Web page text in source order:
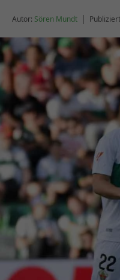
Autor: Sören Mundt |